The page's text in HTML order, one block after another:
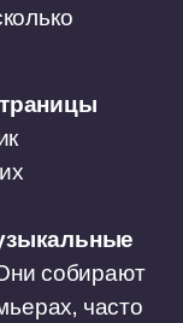
собирают
часто